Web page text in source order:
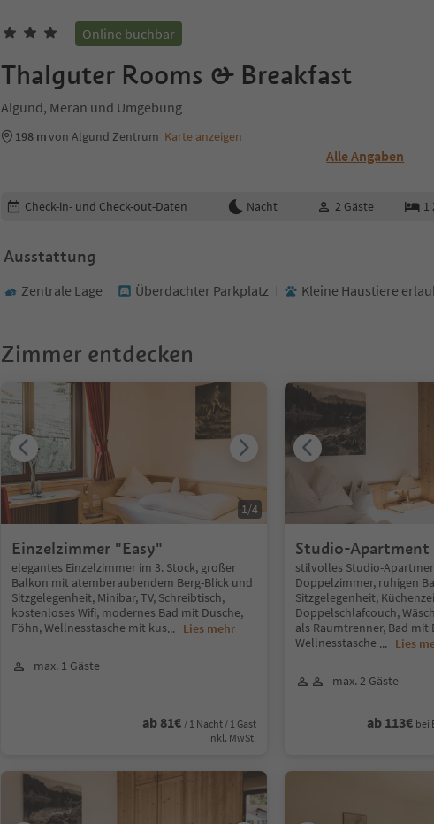
Online buchbar
Thalguter Rooms & Breakfast
Algund, Meran und Umgebung
198 mvon Algund Zentrum Karte anzeigen
Alle Angaben
Buchungsdetails bearbeiten
Check-in- und Check-out-Daten Nacht 2 Gäste 1
Ausstattung
Zentrale Lage Überdachter Parkplatz Kleine Haustiere
Zimmer entdecken
Einzelzimmer "Easy"
elegantes Einzelzimmer im 3. Stock, großer
Balkon mit atemberaubendem Berg-Blick und
Sitzgelegenheit, Minibar, TV, Schreibtisch,
kostenloses Wifi, modernes Bad mit Dusche,
Föhn, Wellnesstasche mit kus... Lies mehr
max. 1 Gäste
ab 81€ / 1 Nacht / 1 Gast
Inkl. MwSt.
1/4
Studio-
stilvolles Studio-
Doppelzimmer, ruhigen
Sitzgelegenheit,
Doppelschlafcouch,
als Raumtrenner, Bad mit
Wellnesstasche ... Lies
max. 2 Gäste
ab 113€ bei